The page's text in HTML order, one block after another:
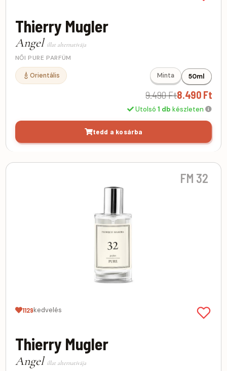
Thierry Mugler
Angel illat alternatívája
NŐI PURE PARFÜM
Orientális Minta 50ml
9.490 Ft8.490 Ft
Utolsó1 db készleten
tedd a kosárba
FM 32
1129kedvelés
Thierry Mugler
Angel illat alternatívája